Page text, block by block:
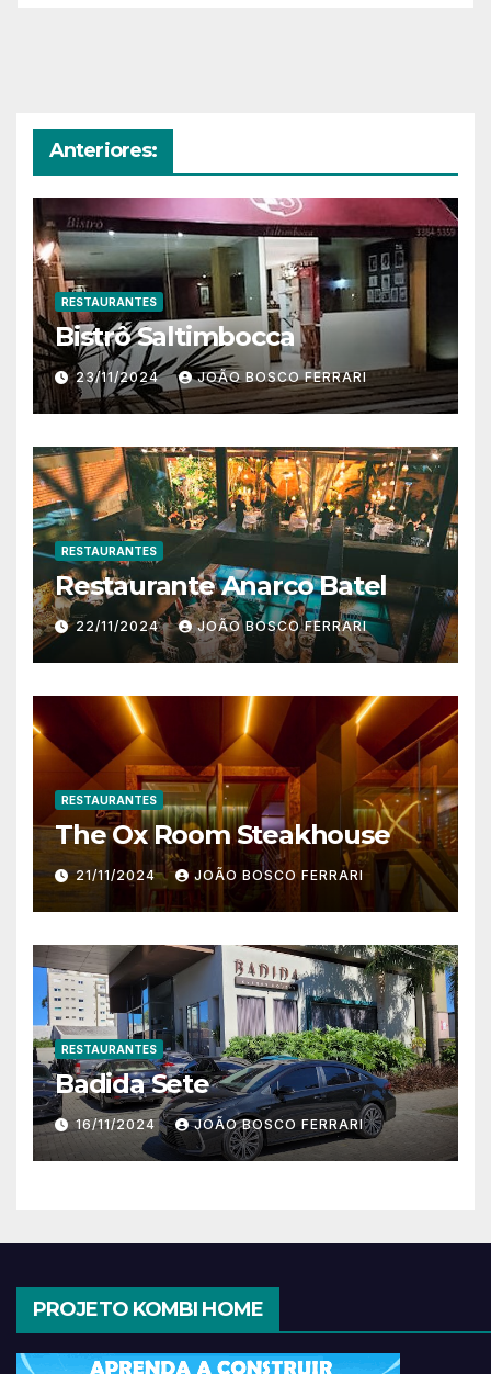
Anteriores:
RESTAURANTES
Bistrô Saltimbocca
23/11/2024 JOÃO BOSCO FERRARI
RESTAURANTES
Restaurante Anarco Batel
22/11/2024 JOÃO BOSCO FERRARI
RESTAURANTES
The Ox Room Steakhouse
21/11/2024 JOÃO BOSCO FERRARI
RESTAURANTES
Badida Sete
16/11/2024 JOÃO BOSCO FERRARI
PROJETO KOMBI HOME